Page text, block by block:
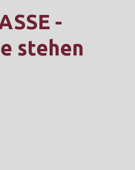
-
stehen